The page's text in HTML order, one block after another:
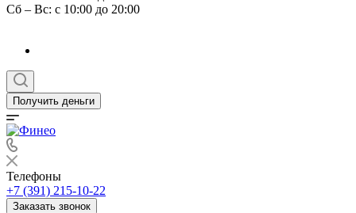
Сб – Вс: с 10:00 до 20:00
Получить деньги
Телефоны
+7 (391) 215-10-22
Заказать звонок